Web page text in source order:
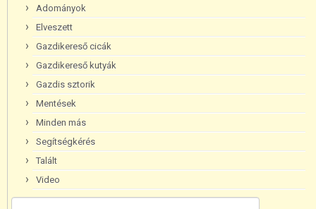
Adományok
Elveszett
Gazdikereső cicák
Gazdikereső kutyák
Gazdis sztorik
Mentések
Minden más
Segítségkérés
Talált
Video